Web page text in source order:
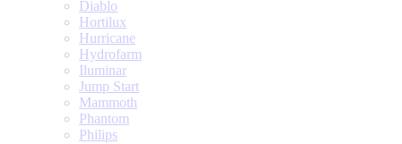
Diablo
Hortilux
Hurricane
Hydrofarm
Iluminar
Jump Start
Mammoth
Phantom
Philips